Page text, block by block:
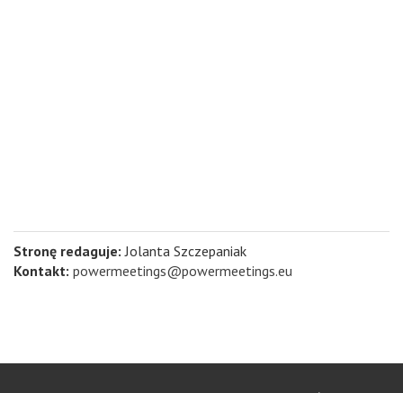
Stronę redaguje: Jolanta Szczepaniak
Kontakt: powermeetings@powermeetings.eu